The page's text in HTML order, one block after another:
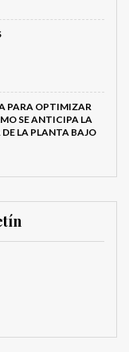
PARA OPTIMIZAR
SE ANTICIPA LA
LA PLANTA BAJO